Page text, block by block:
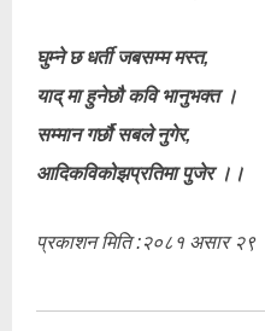
घुम्ने छ धर्ती जबसम्म मस्त,
याद् मा हुनेछौ कवि भानुभक्त ।
सम्मान गर्छौ सबले नुगेर,
आदिकविकोझप्रतिमा पुजेर ।।
प्रकाशन मिति :२०८१ असार २९